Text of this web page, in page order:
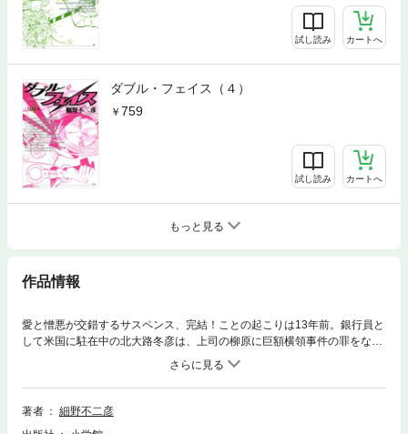
試し読み カートへ
ダブル・フェイス（４）
759
試し読み カートへ
もっと見る
作品情報
愛と憎悪が交錯するサスペンス、完結！ことの起こりは13年前。銀行員と
して米国に駐在中の北大路冬彦は、上司の柳原に巨額横領事件の罪をなす
りつけられ収監されてしまう。収容されたシェラネバダ刑務所で人生を終
えるかと思われた北大路は、ある男の力を借りて脱獄に成功。そして脱獄
の手引きをした”クロブチ機関”なる組織の一員、春居筆美として日本に帰
国。法で裁けぬ悪党を成敗する、危険な仕事に従事することとなる。一
著者
細野不二彦